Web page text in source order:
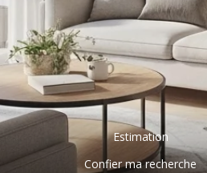
Estimation
Confier ma recherche